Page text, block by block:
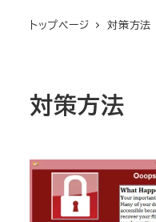
トップページ 対策方法
対策方法